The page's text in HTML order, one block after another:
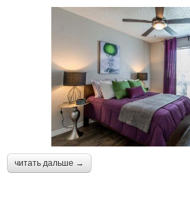
читать дальше →